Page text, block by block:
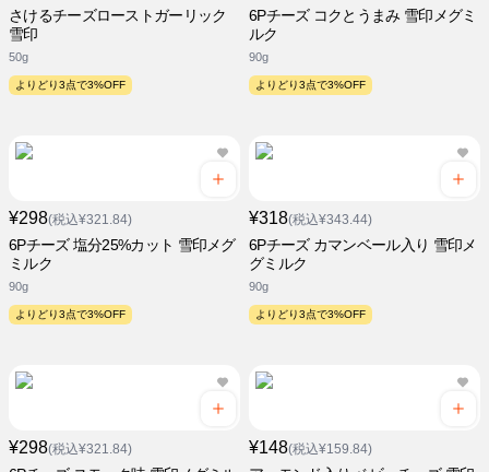
さけるチーズローストガーリック
雪印
50g
よりどり3点で3%OFF
6Pチーズ コクとうまみ 雪印メグミ
ルク
90g
よりどり3点で3%OFF
¥298(税込¥321.84)
6Pチーズ 塩分25%カット 雪印メグ
ミルク
90g
よりどり3点で3%OFF
¥318(税込¥343.44)
6Pチーズ カマンベール入り 雪印メ
グミルク
90g
よりどり3点で3%OFF
¥298(税込¥321.84) ¥148(税込¥159.84)